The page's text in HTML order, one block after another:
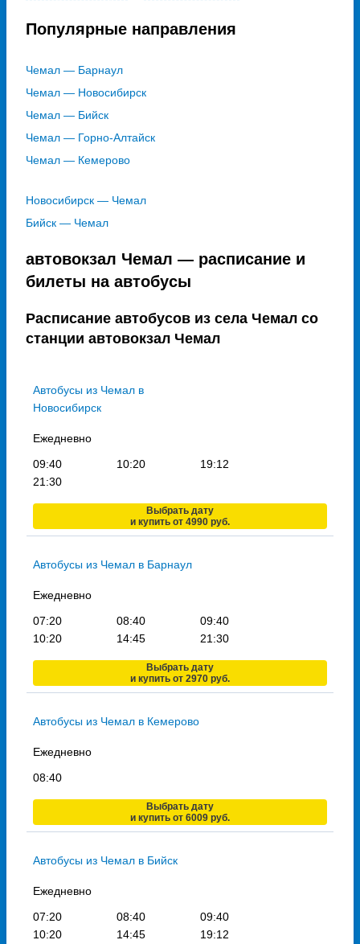
Популярные направления
Чемал — Барнаул
Чемал — Новосибирск
Чемал — Бийск
Чемал — Горно-Алтайск
Чемал — Кемерово
Новосибирск — Чемал
Бийск — Чемал
автовокзал Чемал — расписание и
билеты на автобусы
Расписание автобусов из села Чемал со
станции автовокзал Чемал
Автобусы из Чемал в
Новосибирск
Ежедневно
09:40
10:20
19:12
21:30
Выбрать дату
и купить от 4990 руб.
Автобусы из Чемал в Барнаул
Ежедневно
07:20
08:40
09:40
10:20
14:45 21:30
Выбрать дату
и купить от 2970 руб.
Автобусы из Чемал в Кемерово
Ежедневно
08:40
Выбрать дату
и купить от 6009 руб.
Автобусы из Чемал в Бийск
Ежедневно
07:20
08:40
09:40
10:20
14:45
19:12